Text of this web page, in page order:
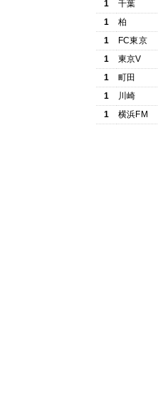
1
千葉
1
柏
1
FC東京
1
東京V
1
町田
1
川崎
1
横浜FM